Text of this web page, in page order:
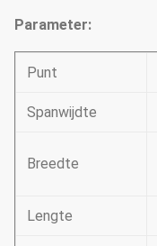
Parameter:
Punt
Spanwijdte
Breedte
Lengte